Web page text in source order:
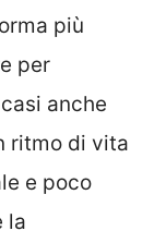
più
per
anche
ritmo di vita
e poco
la